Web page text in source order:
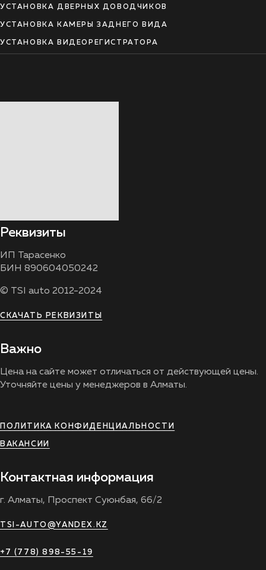
УСТАНОВКА ДВЕРНЫХ ДОВОДЧИКОВ
УСТАНОВКА КАМЕРЫ ЗАДНЕГО ВИДА
УСТАНОВКА ВИДЕОРЕГИСТРАТОРА
Реквизиты
ИП Тарасенко
БИН 890604050242
© TSI auto 2012-2024
СКАЧАТЬ РЕКВИЗИТЫ
Важно
Цена на сайте может отличаться от действующей цены.
Уточняйте цены у менеджеров в Алматы.
ПОЛИТИКА КОНФИДЕНЦИАЛЬНОСТИ
ВАКАНСИИ
Контактная информация
г. Алматы, Проспект Суюнбая, 66/2
TSI-AUTO@YANDEX.KZ
+7 (778) 898-55-19